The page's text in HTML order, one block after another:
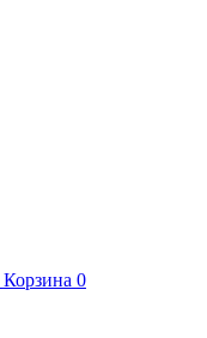
Корзина 0